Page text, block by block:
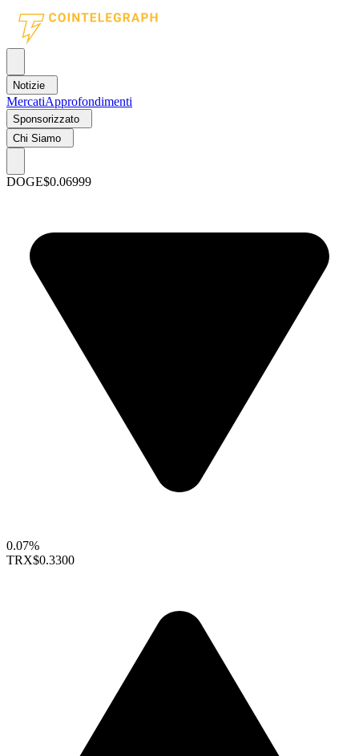
Notizie
MercatiApprofondimenti
Sponsorizzato
Chi Siamo
DOGE$0.06999
0.07%
TRX$0.3300